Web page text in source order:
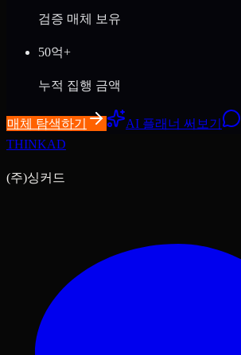
검증 매체 보유
50억+
누적 집행 금액
매체 탐색하기 AI 플래너 써보기
THINKAD
(주)싱커드